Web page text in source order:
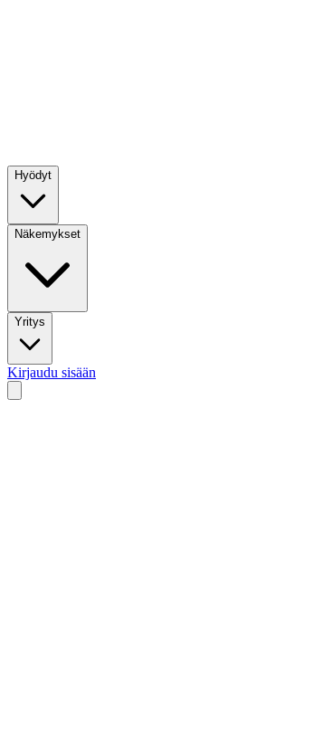
Hyödyt
Näkemykset
Yritys
Kirjaudu sisään